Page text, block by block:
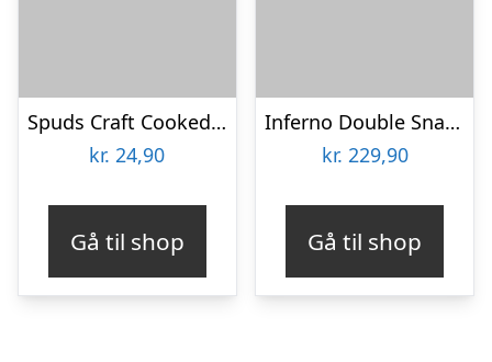
Spuds Craft Cooked Lime Fusion – 145 g
kr. 24,90
Gå til shop
Inferno Double Snake Spray Økonomipakke – 16 x 56 g
kr. 229,90
Gå til shop